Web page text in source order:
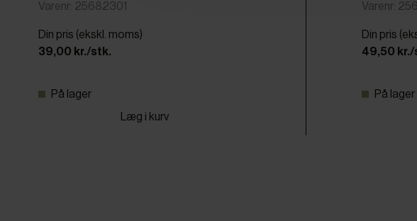
Varenr: 25682301
Din pris (ekskl. moms)
39,00 kr./stk.
På lager
Læg i kurv
Varenr:
Din pris
49,50 kr./
På lager